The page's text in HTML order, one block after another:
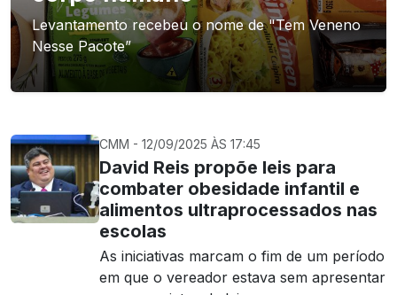
Levantamento recebeu o nome de "Tem Veneno
Nesse Pacote”
CMM - 12/09/2025 ÀS 17:45
David Reis propõe leis para
combater obesidade infantil e
alimentos ultraprocessados nas
escolas
As iniciativas marcam o fim de um período
em que o vereador estava sem apresentar